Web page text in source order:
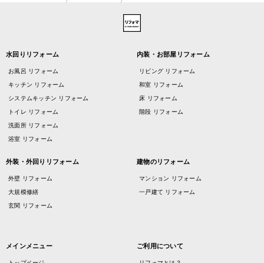
水回りリフォーム
お風呂 リフォーム
キッチン リフォーム
システムキッチン リフォーム
トイレ リフォーム
洗面所 リフォーム
浴室 リフォーム
内装・お部屋リフォーム
リビング リフォーム
和室 リフォーム
床 リフォーム
階段 リフォーム
外装・外回りリフォーム
外壁 リフォーム
大規模修繕
玄関 リフォーム
建物のリフォーム
マンション リフォーム
一戸建て リフォーム
メインメニュー ご利用について